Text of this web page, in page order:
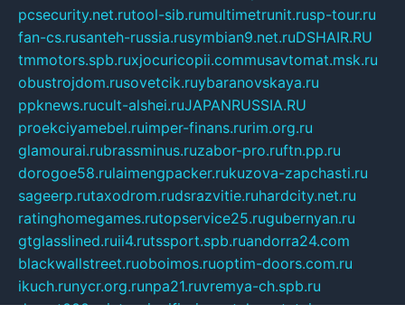
pcsecurity.net.rutool-sib.rumultimetrunit.rusp-tour.ru
fan-cs.rusanteh-russia.rusymbian9.net.ruDSHAIR.RU
tmmotors.spb.ruxjocuricopii.commusavtomat.msk.ru
obustrojdom.rusovetcik.ruybaranovskaya.ru
ppknews.rucult-alshei.ruJAPANRUSSIA.RU
proekciyamebel.ruimper-finans.rurim.org.ru
glamourai.rubrassminus.ruzabor-pro.ruftn.pp.ru
dorogoe58.rulaimengpacker.rukuzova-zapchasti.ru
sageerp.rutaxodrom.rudsrazvitie.ruhardcity.net.ru
ratinghomegames.rutopservice25.rugubernyan.ru
gtglasslined.ruii4.rutssport.spb.ruandorra24.com
blackwallstreet.ruoboimos.ruoptim-doors.com.ru
ikuch.runycr.org.runpa21.ruvremya-ch.spb.ru
desert000.ruivtorgi.ruifiori.rucatalog-statei.ru